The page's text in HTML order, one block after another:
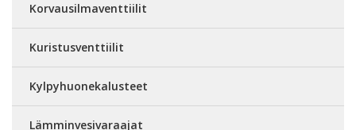
Korvausilmaventtiilit
Kuristusventtiilit
Kylpyhuonekalusteet
Lämminvesivaraajat